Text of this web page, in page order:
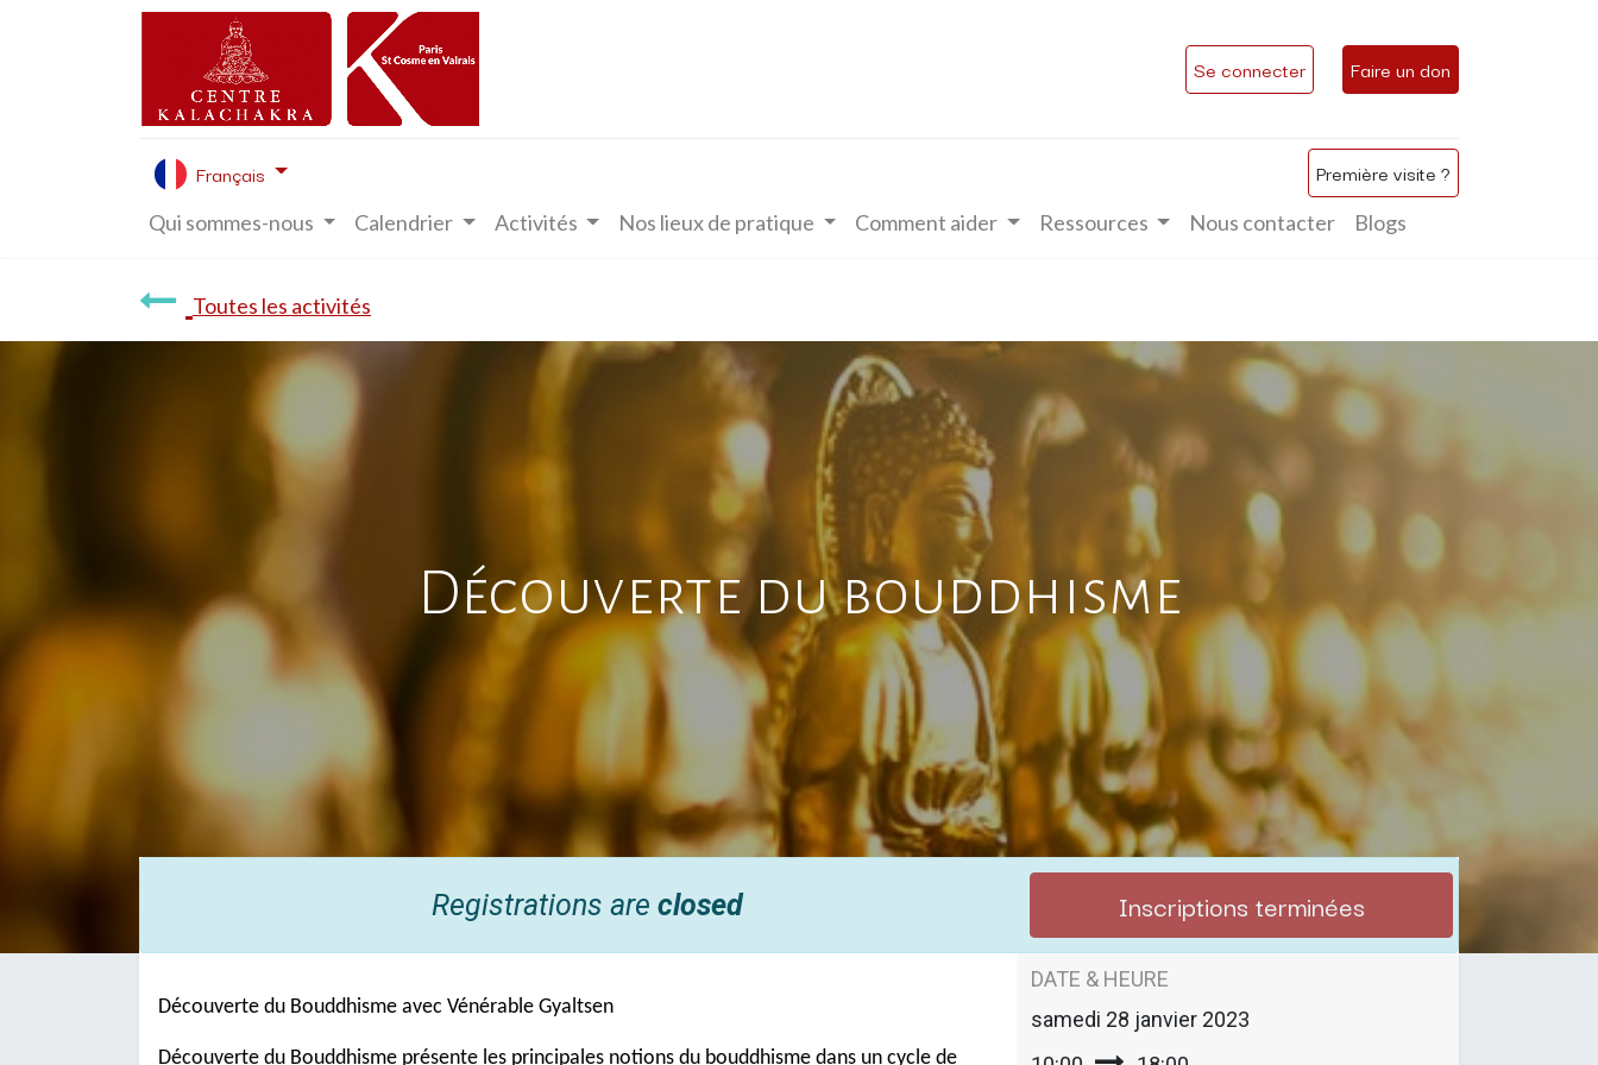
Se connecter Faire un don
Français Première visite ?
Qui sommes-nous Calendrier Activités Nos lieux de pratique Comment aider Ressources Nous contacter Blogs
Toutes les activités
Découverte du bouddhisme
Registrations are closed Inscriptions terminées
Découverte du Bouddhisme avec Vénérable Gyaltsen
Découverte du Bouddhisme présente les principales notions du bouddhisme dans un cycle de
DATE & HEURE
samedi 28 janvier 2023